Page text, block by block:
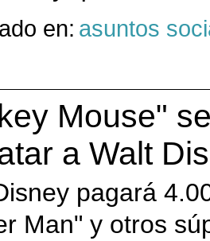
en: asuntos
Mouse"
a Walt
pagará
Man" y otros